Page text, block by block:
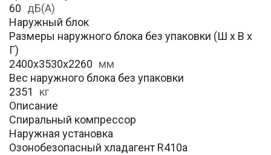
60 дБ(А)
Наружный блок
Размеры наружного блока без упаковки (Ш х В х
Г)
2400x3530x2260 мм
Вес наружного блока без упаковки
2351
кг
Описание
Спиральный компрессор
Наружная установка
Озонобезопасный хладагент R410a